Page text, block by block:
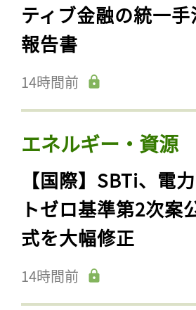
ティブ金融の統一
報告書
14時間前
エネルギー・資源
【国際】SBTi、電
トゼロ基準第2次案
式を大幅修正
14時間前